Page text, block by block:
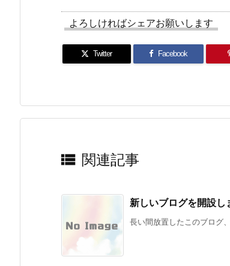
よろしければシェアお願いします
Twitter Facebook
 関連記事
新しいブログを開設し
長い間放置したこのブログ